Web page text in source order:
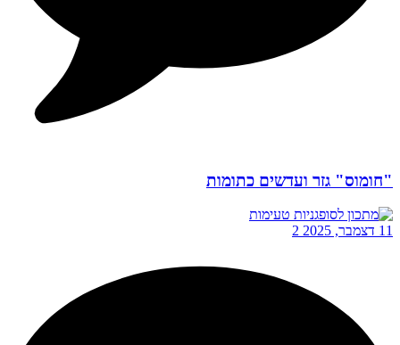
"חומוס" גזר ועדשים כתומות
11 דצמבר, 2025 2